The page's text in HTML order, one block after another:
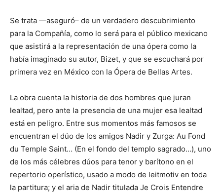
Se trata —aseguró– de un verdadero descubrimiento
para la Compañía, como lo será para el público mexicano
que asistirá a la representación de una ópera como la
había imaginado su autor, Bizet, y que se escuchará por
primera vez en México con la Ópera de Bellas Artes.
La obra cuenta la historia de dos hombres que juran
lealtad, pero ante la presencia de una mujer esa lealtad
está en peligro. Entre sus momentos más famosos se
encuentran el dúo de los amigos Nadir y Zurga: Au Fond
du Temple Saint… (En el fondo del templo sagrado…), uno
de los más célebres dúos para tenor y barítono en el
repertorio operístico, usado a modo de leitmotiv en toda
la partitura; y el aria de Nadir titulada Je Crois Entendre